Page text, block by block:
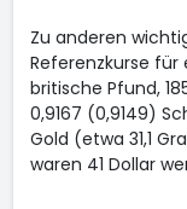
Zu anderen
Referenzkurse für
britische Pfund,
0,9167 (0,9149)
Gold (etwa 31,1
waren 41 Dollar